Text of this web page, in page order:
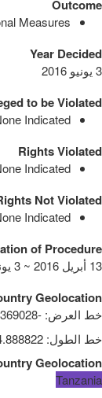
Outcome
Measures
Year Decided
3 يونيو 2016
to be Violated
Indicated
Rights Violated
Indicated
Not Violated
Indicated
of Procedure
13 أبريل 2016 ~ 3 يونيو 2016
Geolocation
خط العرض:
-6.369028
خط الطول:
Geolocation
Tanzania